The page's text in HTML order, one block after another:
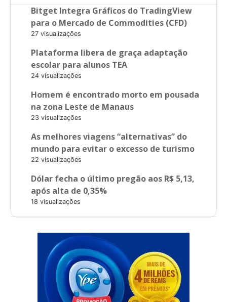
Bitget Integra Gráficos do TradingView
para o Mercado de Commodities (CFD)
27 visualizações
Plataforma libera de graça adaptação
escolar para alunos TEA
24 visualizações
Homem é encontrado morto em pousada
na zona Leste de Manaus
23 visualizações
As melhores viagens “alternativas” do
mundo para evitar o excesso de turismo
22 visualizações
Dólar fecha o último pregão aos R$ 5,13,
após alta de 0,35%
18 visualizações